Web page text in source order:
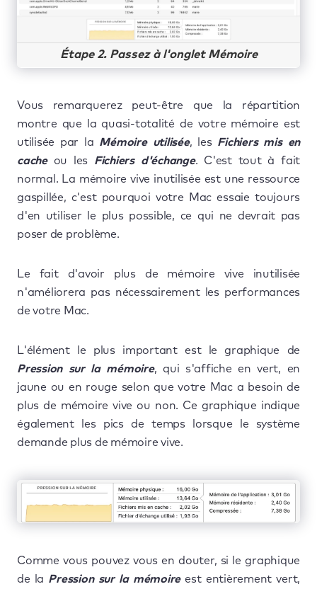
Étape 2. Passez à l'onglet Mémoire
Vous remarquerez peut-être que la répartition
montre que la quasi-totalité de votre mémoire est
utilisée par la Mémoire utilisée, les Fichiers mis en
cacheou les Fichiers d'échange. C'est tout à fait
normal. La mémoire vive inutilisée est une ressource
gaspillée, c'est pourquoi votre Mac essaie toujours
d'en utiliser le plus possible, ce qui ne devrait pas
poser de problème.
Le fait d'avoir plus de mémoire vive inutilisée
n'améliorera pas nécessairement les performances
de votre Mac.
L'élément le plus important est le graphique de
Pression sur la mémoire, qui s'affiche en vert, en
jaune ou en rouge selon que votre Mac a besoin de
plus de mémoire vive ou non. Ce graphique indique
également les pics de temps lorsque le système
demande plus de mémoire vive.
Comme vous pouvez vous en douter, si le graphique
de la Pression sur la mémoireest entièrement vert,